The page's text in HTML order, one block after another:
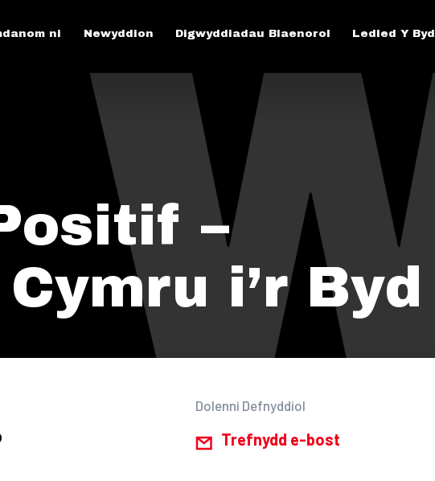
ni Newyddion Digwyddiadau Blaenorol Ledled Y Byd
–
i’r Byd
Dolenni Defnyddiol
Trefnydd e-bost